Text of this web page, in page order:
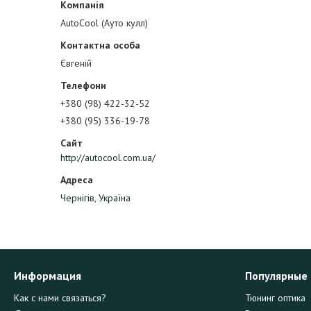
AutoCool (Ауто кулл)
Євгеній
+380 (98) 422-32-52
+380 (95) 336-19-78
http://autocool.com.ua/
Чернігів, Україна
Информация
Как с нами связаться?
Тюнинг оптика